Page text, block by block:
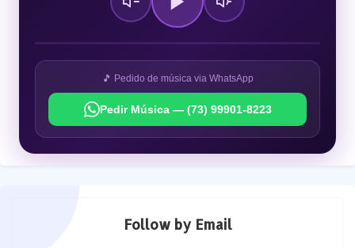
🎵 Pedido de música via WhatsApp
Pedir Música — (73) 99901-8223
Follow by Email